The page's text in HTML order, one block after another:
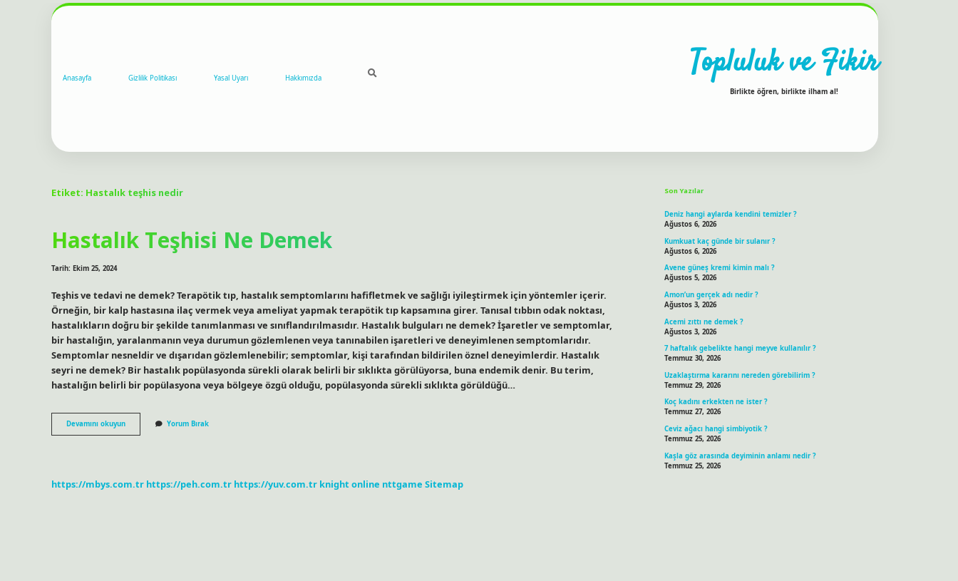
Anasayfa Gizlilik Politikası Yasal Uyarı Hakkımızda Topluluk ve Fikir
Birlikte öğren, birlikte ilham al!
Etiket: Hastalık teşhis nedir
Hastalık Teşhisi Ne Demek
Tarih: Ekim 25, 2024
Teşhis ve tedavi ne demek? Terapötik tıp, hastalık semptomlarını hafifletmek ve sağlığı iyileştirmek için yöntemler içerir.
Örneğin, bir kalp hastasına ilaç vermek veya ameliyat yapmak terapötik tıp kapsamına girer. Tanısal tıbbın odak noktası,
hastalıkların doğru bir şekilde tanımlanması ve sınıflandırılmasıdır. Hastalık bulguları ne demek? İşaretler ve semptomlar,
bir hastalığın, yaralanmanın veya durumun gözlemlenen veya tanınabilen işaretleri ve deneyimlenen semptomlarıdır.
Semptomlar nesneldir ve dışarıdan gözlemlenebilir; semptomlar, kişi tarafından bildirilen öznel deneyimlerdir. Hastalık
seyri ne demek? Bir hastalık popülasyonda sürekli olarak belirli bir sıklıkta görülüyorsa, buna endemik denir. Bu terim,
hastalığın belirli bir popülasyona veya bölgeye özgü olduğu, popülasyonda sürekli sıklıkta görüldüğü…
Devamını okuyunHastalık
Teşhisi
Yorum Bırak
https://mbys.com.tr https://peh.com.tr https://yuv.com.tr knight online nttgame Sitemap
Son Yazılar
Deniz hangi aylarda kendini temizler ?
Ağustos 6, 2026
Kumkuat kaç günde bir sulanır ?
Ağustos 6, 2026
Avene güneş kremi kimin malı ?
Ağustos 5, 2026
Amon’un gerçek adı nedir ?
Ağustos 3, 2026
Acemi zıttı ne demek ?
Ağustos 3, 2026
7 haftalık gebelikte hangi meyve kullanılır ?
Temmuz 30, 2026
Uzaklaştırma kararını nereden görebilirim ?
Temmuz 29, 2026
Koç kadını erkekten ne ister ?
Temmuz 27, 2026
Ceviz ağacı hangi simbiyotik ?
Temmuz 25, 2026
Kaşla göz arasında deyiminin anlamı nedir ?
Temmuz 25, 2026